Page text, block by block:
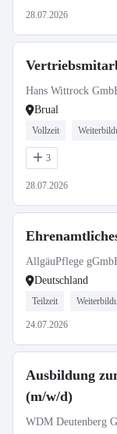
28.07.2026
Hans Wittrock
Brual
Vollzeit
3
28.07.2026
AllgäuPflege
Deutschland
Teilzeit
24.07.2026
Ausbildung
(m/w/d)
WDM Deutenberg